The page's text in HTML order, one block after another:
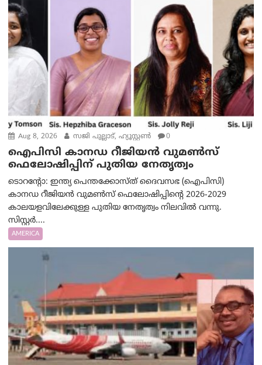
Aug 8, 2026 സജി പുല്ലാട്, ഹ്യൂസ്റ്റൺ 0
ഐപിസി കാനഡ റീജിയൻ വുമൺസ്
ഫെലോഷിപ്പിന് പുതിയ നേതൃത്വം
ടൊറന്റോ: ഇന്ത്യ പെന്തക്കോസ്ത് ദൈവസഭ (ഐപിസി)
കാനഡ റീജിയൻ വുമൺസ് ഫെലോഷിപ്പിന്റെ 2026-2029
കാലയളവിലേക്കുള്ള പുതിയ നേതൃത്വം നിലവിൽ വന്നു.
സിസ്റ്റർ....
AMERICA